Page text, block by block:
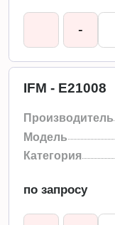
-
IFM - E21008
Производитель
Модель
Категория
по запросу